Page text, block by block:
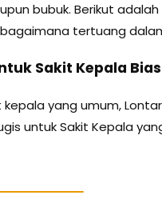
bubuk. Berikut
tertuang
Sakit Kepala
kepala yang umum,
untuk Sakit Kepala